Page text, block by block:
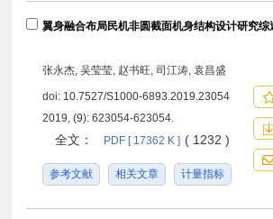
翼身融合布局民机非圆截面机身结构设计研究综
张永杰, 吴莹莹, 赵书旺, 司江涛, 袁昌盛
doi: 10.7527/S1000-6893.2019.23054
2019, (9): 623054-623054.
全文： PDF [ 17362 K ] ( 1232 )
参考文献 相关文章 计量指标